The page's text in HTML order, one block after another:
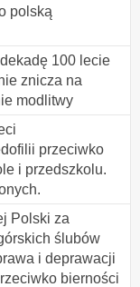
polską
100 lecie
znicza na
modlitwy
przeciwko
i przedszkolu.
Polski za
ślubów
i deprawacji
bierności